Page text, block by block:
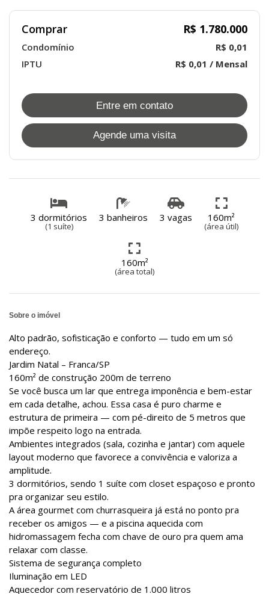
Comprar R$ 1.780.000
Condomínio
R$ 0,01
IPTU
R$ 0,01 / Mensal
Entre em contato
Agende uma visita
3 dormitórios
(1 suíte)
3 banheiros 3 vagas 160m²
(área útil)
160m²
(área total)
Sobre o imóvel
Alto padrão, sofisticação e conforto — tudo em um só
endereço.
Jardim Natal – Franca/SP
160m² de construção 200m de terreno
Se você busca um lar que entrega imponência e bem-estar
em cada detalhe, achou. Essa casa é puro charme e
estrutura de primeira — com pé-direito de 5 metros que
impõe respeito logo na entrada.
Ambientes integrados (sala, cozinha e jantar) com aquele
layout moderno que favorece a convivência e valoriza a
amplitude.
3 dormitórios, sendo 1 suíte com closet espaçoso e pronto
pra organizar seu estilo.
A área gourmet com churrasqueira já está no ponto pra
receber os amigos — e a piscina aquecida com
hidromassagem fecha com chave de ouro pra quem ama
relaxar com classe.
Sistema de segurança completo
Iluminação em LED
Aquecedor com reservatório de 1.000 litros